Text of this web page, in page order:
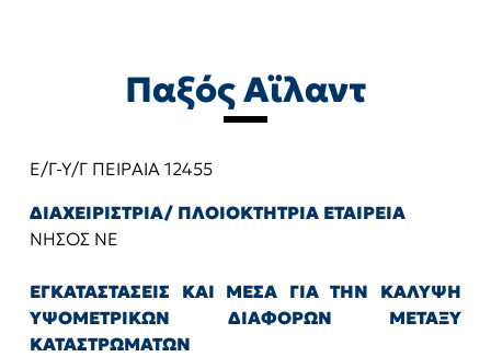
Παξός Αϊλαντ
Ε/Γ-Υ/Γ ΠΕΙΡΑΙΑ 12455
ΔΙΑΧΕΙΡΙΣΤΡΙΑ/ ΠΛΟΙΟΚΤΗΤΡΙΑ ΕΤΑΙΡΕΙΑ
ΝΗΣΟΣ ΝΕ
ΕΓΚΑΤΑΣΤΑΣΕΙΣ ΚΑΙ ΜΕΣΑ ΓΙΑ ΤΗΝ ΚΑΛΥΨΗ
ΥΨΟΜΕΤΡΙΚΩΝ ΔΙΑΦΟΡΩΝ ΜΕΤΑΞΥ
ΚΑΤΑΣΤΡΩΜΑΤΩΝ